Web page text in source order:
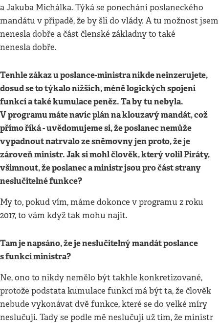
a Jakuba Michálka. Týká se ponechání poslaneckého
mandátu v případě, že by šli do vlády. A tu možnost jsem
nenesla dobře a část členské základny to také
nenesla dobře.
Tenhle zákaz u poslance-ministra nikde neinzerujete,
dosud se to týkalo nižších, méně logických spojení
funkcí a také kumulace peněz. Ta by tu nebyla.
V programu máte navíc plán na klouzavý mandát, což
přímo říká - uvědomujeme si, že poslanec nemůže
vypadnout natrvalo ze sněmovny jen proto, že je
zároveň ministr. Jak si mohl člověk, který volil Piráty,
všimnout, že poslanec a ministr jsou pro část strany
neslučitelné funkce?
My to, pokud vím, máme dokonce v programu z roku
2017, to vám když tak mohu najít.
Tam je napsáno, že je neslučitelný mandát poslance
s funkcí ministra?
Ne, ono to nikdy nemělo být takhle konkretizované,
protože podstata kumulace funkcí má být ta, že člověk
nebude vykonávat dvě funkce, které se do velké míry
neslučují. Tady se podle mě neslučují už tím, že ministr